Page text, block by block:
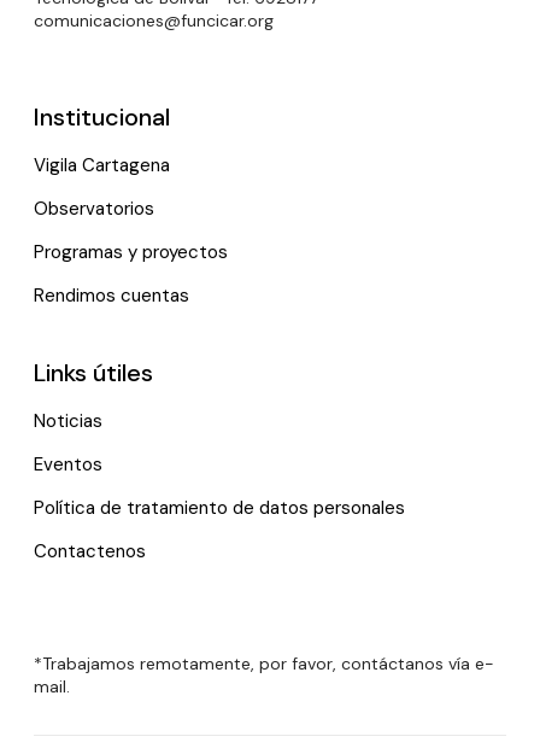
comunicaciones@funcicar.org
Institucional
Vigila Cartagena
Observatorios
Programas y proyectos
Rendimos cuentas
Links útiles
Noticias
Eventos
Política de tratamiento de datos personales
Contactenos
*Trabajamos remotamente, por favor, contáctanos vía e-
mail.